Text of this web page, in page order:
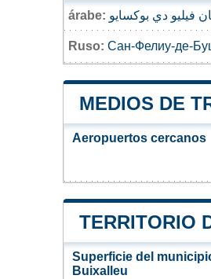
árabe: فيليو دي بوكسايو
Ruso: Сан-Фелиу-де-
MEDIOS DE
Aeropuertos cercanos
TERRITORIO
Superficie del
Buixalleu